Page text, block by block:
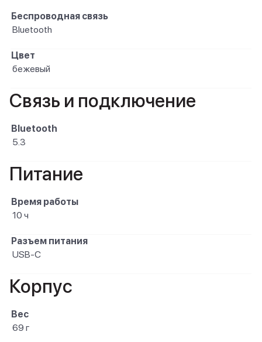
Беспроводная связь
Bluetooth
Цвет
бежевый
Связь и подключение
Bluetooth
5.3
Питание
Время работы
10 ч
Разъем питания
USB-C
Корпус
Вес
69 г